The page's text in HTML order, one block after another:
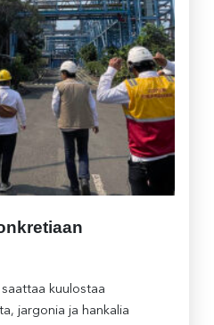
kuulostaa
jargonia ja hankalia